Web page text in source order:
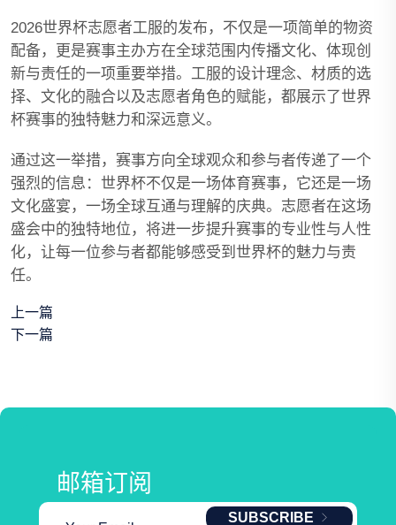
2026世界杯志愿者工服的发布，不仅是一项简单的物资
配备，更是赛事主办方在全球范围内传播文化、体现创
新与责任的一项重要举措。工服的设计理念、材质的选
择、文化的融合以及志愿者角色的赋能，都展示了世界
杯赛事的独特魅力和深远意义。
通过这一举措，赛事方向全球观众和参与者传递了一个
强烈的信息：世界杯不仅是一场体育赛事，它还是一场
文化盛宴，一场全球互通与理解的庆典。志愿者在这场
盛会中的独特地位，将进一步提升赛事的专业性与人性
化，让每一位参与者都能够感受到世界杯的魅力与责
任。
上一篇
下一篇
邮箱订阅
SUBSCRIBE